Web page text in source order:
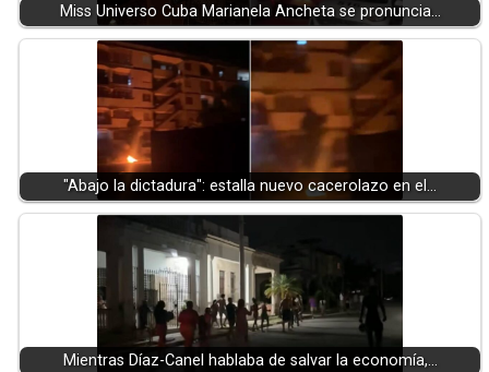
Miss Universo Cuba Marianela Ancheta se pronuncia…
"Abajo la dictadura": estalla nuevo cacerolazo en el…
Mientras Díaz-Canel hablaba de salvar la economía,…